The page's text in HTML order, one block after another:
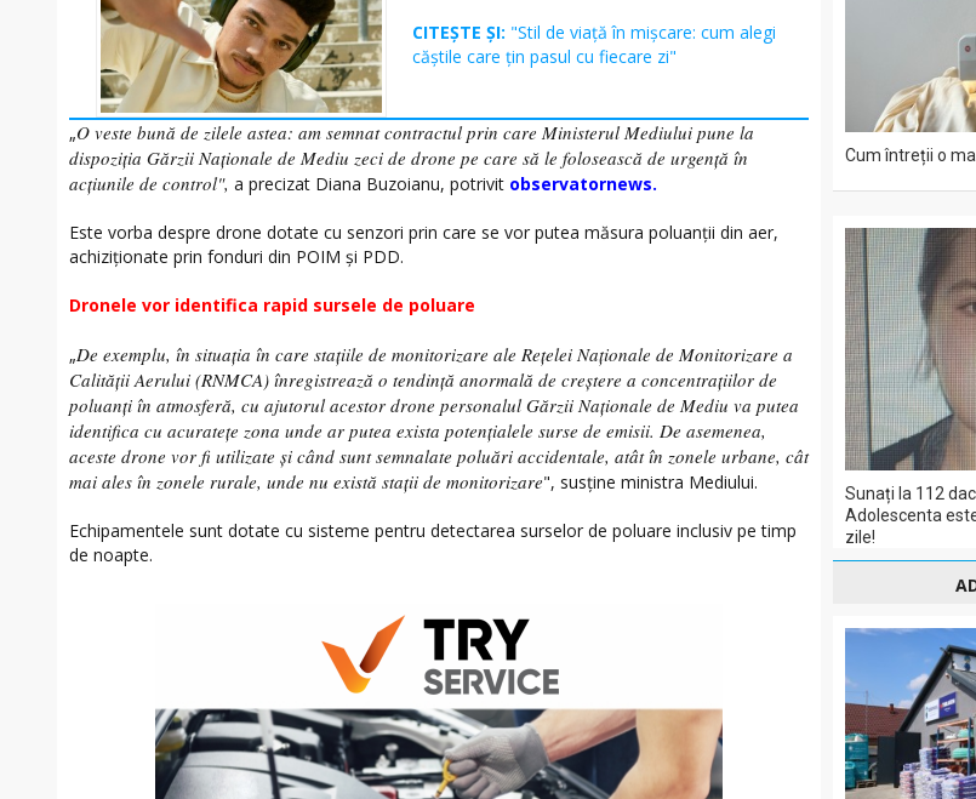
CITEȘTE ȘI: "Stil de viață în mișcare: cum alegi
căștile care țin pasul cu fiecare zi"
„O veste bună de zilele astea: am semnat contractul prin care Ministerul Mediului pune la
dispoziția Gărzii Naționale de Mediu zeci de drone pe care să le folosească de urgență în
acțiunile de control", a precizat Diana Buzoianu, potrivit observatornews.
Este vorba despre drone dotate cu senzori prin care se vor putea măsura poluanții din aer,
achiziționate prin fonduri din POIM și PDD.
Dronele vor identifica rapid sursele de poluare
„De exemplu, în situația în care stațiile de monitorizare ale Rețelei Naționale de Monitorizare a
Calității Aerului (RNMCA) înregistrează o tendință anormală de creștere a concentrațiilor de
poluanți în atmosferă, cu ajutorul acestor drone personalul Gărzii Naționale de Mediu va putea
identifica cu acuratețe zona unde ar putea exista potențialele surse de emisii. De asemenea,
aceste drone vor fi utilizate și când sunt semnalate poluări accidentale, atât în zonele urbane, cât
mai ales în zonele rurale, unde nu există stații de monitorizare", susține ministra Mediului.
Echipamentele sunt dotate cu sisteme pentru detectarea surselor de poluare inclusiv pe timp
de noapte.
Cum întreții o
Sunați la 112
Adolescenta
zile!